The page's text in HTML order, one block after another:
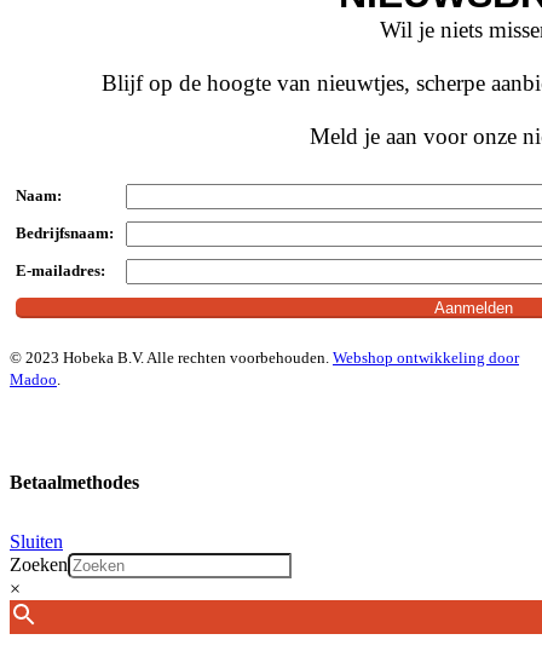
Wil je niets
Blijf op de hoogte van nieuwtjes, scherpe
Meld je aan voor onze
Naam:
Bedrijfsnaam:
E-mailadres:
© 2023 Hobeka B.V. Alle rechten voorbehouden. Webshop ontwikkeling door
Madoo.
Betaalmethodes
Sluiten
Zoeken
×